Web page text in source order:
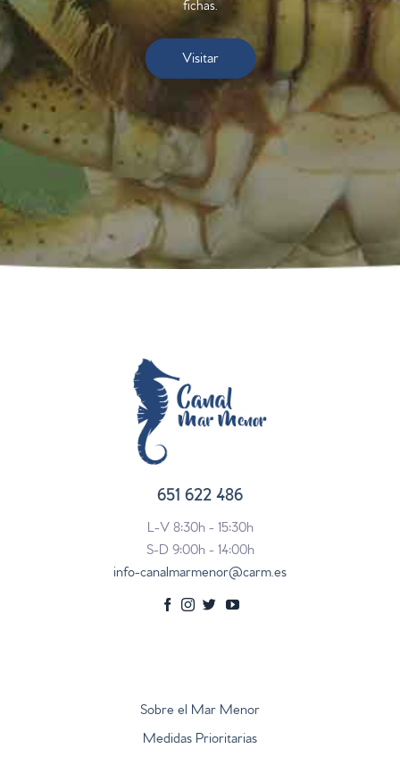
fichas.
Visitar
651 622 486
L-V 8:30h - 15:30h
S-D 9:00h - 14:00h
info-canalmarmenor@carm.es
Sobre el Mar Menor
Medidas Prioritarias